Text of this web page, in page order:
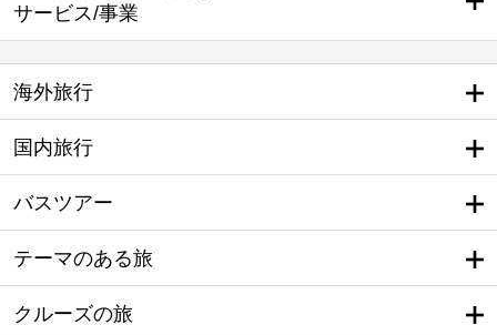
サービス/事業
海外旅行
国内旅行
バスツアー
テーマのある旅
クルーズの旅